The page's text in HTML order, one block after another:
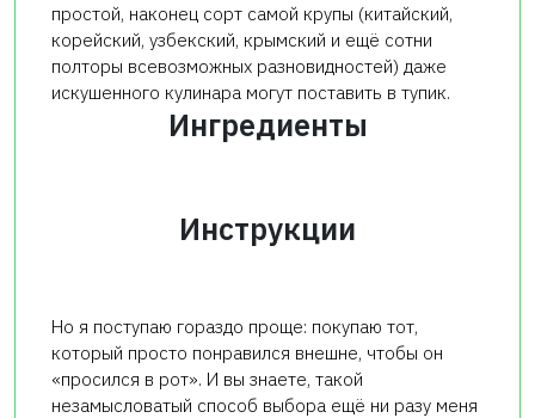
простой, наконец сорт самой крупы (китайский,
корейский, узбекский, крымский и ещё сотни
полторы всевозможных разновидностей) даже
искушенного кулинара могут поставить в тупик.
Ингредиенты
Инструкции
Но я поступаю гораздо проще: покупаю тот,
который просто понравился внешне, чтобы он
«просился в рот». И вы знаете, такой
незамысловатый способ выбора ещё ни разу меня